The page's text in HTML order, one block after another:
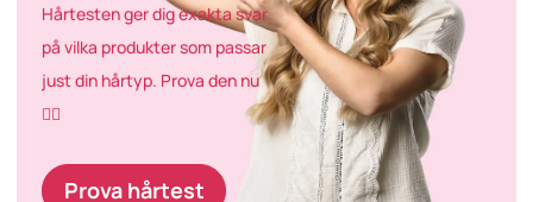
Hårtesten ger dig exakta svar
på vilka produkter som passar
just din hårtyp. Prova den nu
👇🏼
Prova hårtest